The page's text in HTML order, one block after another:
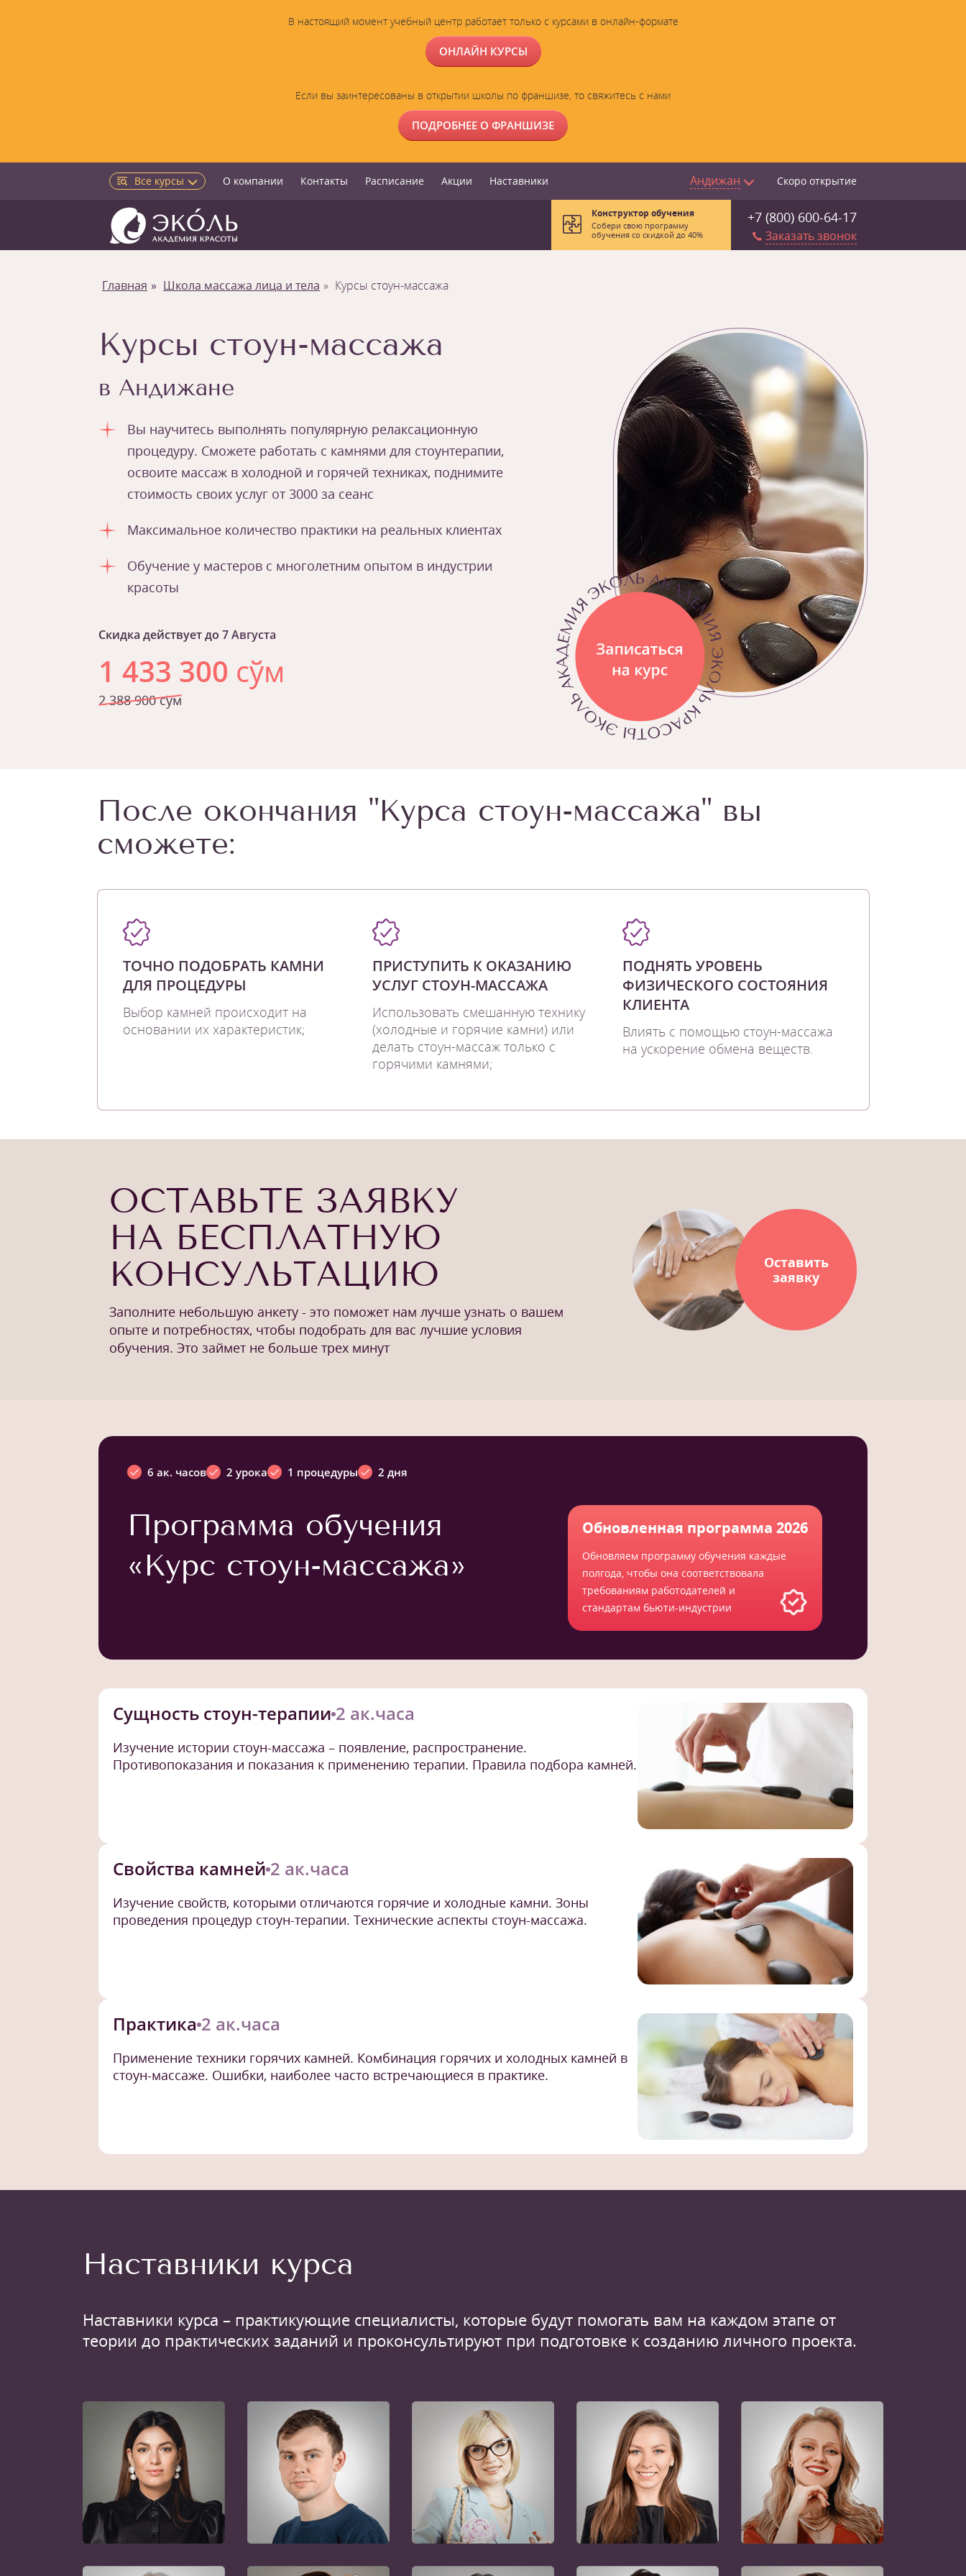
В настоящий момент учебный центр работает только с курсами в онлайн-формате
ОНЛАЙН КУРСЫ
Если вы заинтересованы в открытии школы по франшизе, то свяжитесь с нами
ПОДРОБНЕЕ О ФРАНШИЗЕ
Все курсы О компании Контакты Расписание Акции Наставники Андижан Скоро открытие
+7 (800) 600-64-17
Заказать звонок
Конструктор обучения
Собери свою программу
обучения со скидкой до 40%
Главная Школа массажа лица и тела Курсы стоун-массажа
Курсы стоун-массажа
в Андижане
Вы научитесь выполнять популярную релаксационную
процедуру. Сможете работать с камнями для стоунтерапии,
освоите массаж в холодной и горячей техниках, поднимите
стоимость своих услуг от 3000 за сеанс
Максимальное количество практики на реальных клиентах
Обучение у мастеров с многолетним опытом в индустрии
красоты
Скидка действует до 7 Августа
1 433 300 сўм
2 388 900 сўм
После окончания "Курса стоун-массажа" вы
сможете:
ТОЧНО ПОДОБРАТЬ КАМНИ
ДЛЯ ПРОЦЕДУРЫ
Выбор камней происходит на
основании их характеристик;
ПРИСТУПИТЬ К ОКАЗАНИЮ
УСЛУГ СТОУН-МАССАЖА
Использовать смешанную технику
(холодные и горячие камни) или
делать стоун-массаж только с
горячими камнями;
ПОДНЯТЬ УРОВЕНЬ
ФИЗИЧЕСКОГО СОСТОЯНИЯ
КЛИЕНТА
Влиять с помощью стоун-массажа
на ускорение обмена веществ.
ОСТАВЬТЕ ЗАЯВКУ
НА БЕСПЛАТНУЮ
КОНСУЛЬТАЦИЮ
Заполните небольшую анкету - это поможет нам лучше узнать о вашем
опыте и потребностях, чтобы подобрать для вас лучшие условия
обучения. Это займет не больше трех минут
Оставить
заявку
6 ак. часов 2 урока 1 процедуры 2 дня
Программа обучения
«Курс стоун-массажа»
Обновленная программа 2026
Обновляем программу обучения каждые
полгода, чтобы она соответствовала
требованиям работодателей и
стандартам бьюти-индустрии
Сущность стоун-терапии 2 ак.часа
Изучение истории стоун-массажа – появление, распространение.
Противопоказания и показания к применению терапии. Правила подбора камней.
Свойства камней 2 ак.часа
Изучение свойств, которыми отличаются горячие и холодные камни. Зоны
проведения процедур стоун-терапии. Технические аспекты стоун-массажа.
Практика 2 ак.часа
Применение техники горячих камней. Комбинация горячих и холодных камней в
стоун-массаже. Ошибки, наиболее часто встречающиеся в практике.
Наставники курса
Наставники курса – практикующие специалисты, которые будут помогать вам на каждом этапе от
теории до практических заданий и проконсультируют при подготовке к созданию личного проекта.